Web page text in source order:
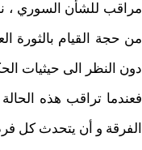
مراقب للشأن السوري ،
من حجة القيام بالثورة
دون النظر الى حيثيات
فعندما تراقب هذه
الفرقة و أن يتحدث كل